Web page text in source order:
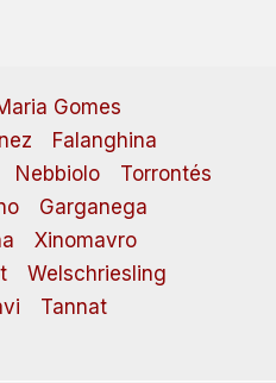
Gomes
Falanghina
Nebbiolo
Torrontés
Garganega
Xinomavro
Welschriesling
Tannat